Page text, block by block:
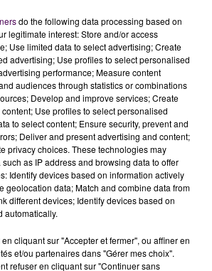
minute
qui, à la 24e minute de jeu, a
la formation mayennaise. Son
Laumas a enfoncé le clou en
moins de cinq minutes après.
avec un but -qui restera le seul-
minute, puis il a fallu attendre
pour qu'Alex Mvogo, d'un 3e tir
espoir de retour pour les Sarthois
do the following data processing based on
legitimate interest: Store and/or access
Use limited data to select advertising; Create
advertising; Use profiles to select personalised
performance; Measure content
audiences through statistics or combinations
Develop and improve services; Create
Use profiles to select personalised
to select content; Ensure security, prevent and
Deliver and present advertising and content;
privacy choices. These technologies may
as IP address and browsing data to offer
Identify devices based on information actively
geolocation data; Match and combine data from
different devices; Identify devices based on
automatically.
cliquant sur "Accepter et fermer", ou affiner en
et/ou partenaires dans "Gérer mes choix".
refuser en cliquant sur "Continuer sans